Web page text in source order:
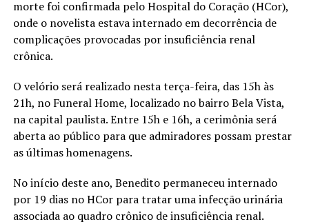
morte foi confirmada pelo Hospital do Coração (HCor),
onde o novelista estava internado em decorrência de
complicações provocadas por insuficiência renal
crônica.
O velório será realizado nesta terça-feira, das 15h às
21h, no Funeral Home, localizado no bairro Bela Vista,
na capital paulista. Entre 15h e 16h, a cerimônia será
aberta ao público para que admiradores possam prestar
as últimas homenagens.
No início deste ano, Benedito permaneceu internado
por 19 dias no HCor para tratar uma infecção urinária
associada ao quadro crônico de insuficiência renal.